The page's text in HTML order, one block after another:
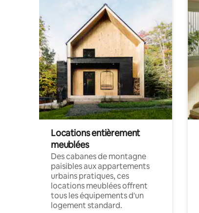
Locations entièrement
meublées
Des cabanes de montagne
paisibles aux appartements
urbains pratiques, ces
locations meublées offrent
tous les équipements d'un
logement standard.